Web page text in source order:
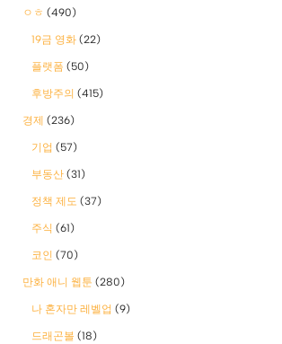
ㅇㅎ (490)
19금 영화 (22)
플랫폼 (50)
후방주의 (415)
경제 (236)
기업 (57)
부동산 (31)
정책 제도 (37)
주식 (61)
코인 (70)
만화 애니 웹툰 (280)
나 혼자만 레벨업 (9)
드래곤볼 (18)